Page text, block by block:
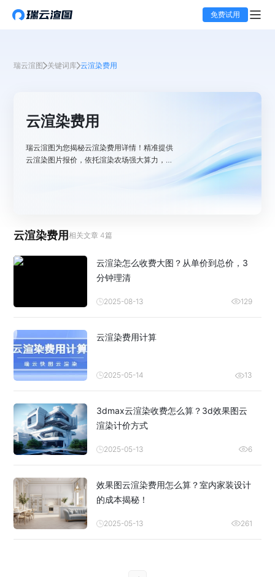
免费试用
瑞云渲图 关键词库 云渲染费用
云渲染费用
瑞云渲图为您揭秘云渲染费用详情！精准提供
云渲染图片报价，依托渲染农场强大算力，计
云渲染费用相关文章 4篇
云渲染怎么收费大图？从单价到总价，3
分钟理清
2025-08-13 129
云渲染费用计算
2025-05-14 13
3dmax云渲染收费怎么算？3d效果图云
渲染计价方式
2025-05-13 6
效果图云渲染费用怎么算？室内家装设计
的成本揭秘！
2025-05-13 261